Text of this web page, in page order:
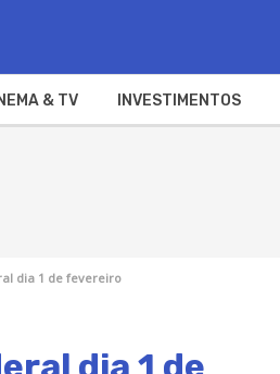
& TV INVESTIMENTOS
dia 1 de fevereiro